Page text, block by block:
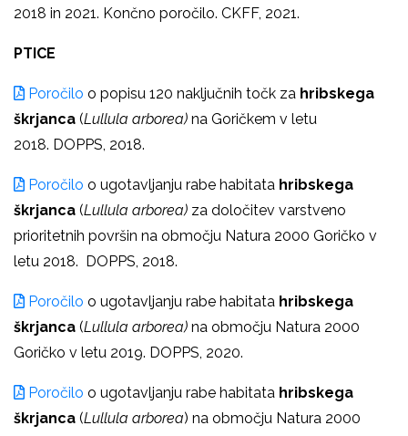
2018 in 2021. Končno poročilo. CKFF, 2021.
PTICE
Poročilo o popisu 120 naključnih točk za hribskega
škrjanca (Lullula arborea) na Goričkem v letu
2018. DOPPS, 2018.
Poročilo o ugotavljanju rabe habitata hribskega
škrjanca (Lullula arborea) za določitev varstveno
prioritetnih površin na območju Natura 2000 Goričko v
letu 2018. DOPPS, 2018.
Poročilo o ugotavljanju rabe habitata hribskega
škrjanca (Lullula arborea) na območju Natura 2000
Goričko v letu 2019. DOPPS, 2020.
Poročilo o ugotavljanju rabe habitata hribskega
škrjanca (Lullula arborea) na območju Natura 2000